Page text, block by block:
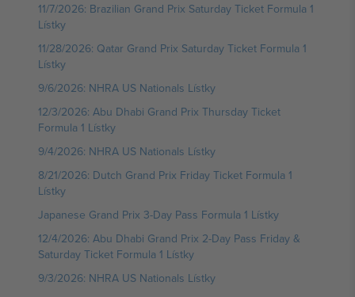
11/7/2026: Brazilian Grand Prix Saturday Ticket Formula 1
Lístky
11/28/2026: Qatar Grand Prix Saturday Ticket Formula 1
Lístky
9/6/2026: NHRA US Nationals Lístky
12/3/2026: Abu Dhabi Grand Prix Thursday Ticket
Formula 1 Lístky
9/4/2026: NHRA US Nationals Lístky
8/21/2026: Dutch Grand Prix Friday Ticket Formula 1
Lístky
Japanese Grand Prix 3-Day Pass Formula 1 Lístky
12/4/2026: Abu Dhabi Grand Prix 2-Day Pass Friday &
Saturday Ticket Formula 1 Lístky
9/3/2026: NHRA US Nationals Lístky